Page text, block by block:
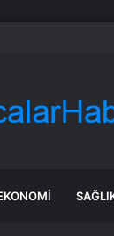
yeni savaş planı